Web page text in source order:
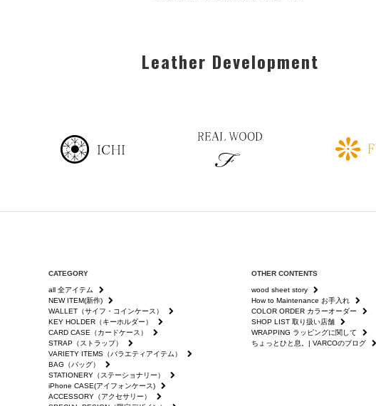
Leather Development
CATEGORY
all 全アイテム
NEW ITEM(新作)
WALLET（サイフ・コインケース）
KEY HOLDER（キーホルダー）
CARD CASE（カードケース）
STRAP（ストラップ）
VARIETY ITEMS（バラエティアイテム）
BAG（バッグ）
STATIONERY（ステーショナリー）
iPhone CASE(アイフォンケース)
ACCESSORY（アクセサリー）
OTHER CONTENTS
wood sheet story
How to Maintenance お手入れ
COLOR ORDER カラーオーダー
SHOP LIST 取り扱い店舗
WRAPPING ラッピングに関して
ちょっとひと息。| VARCOのブログ